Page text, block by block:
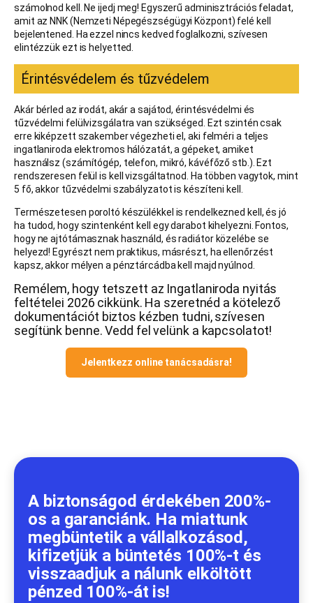
számolnod kell. Ne ijedj meg! Egyszerű adminisztrációs feladat,
amit az NNK (Nemzeti Népegészségügyi Központ) felé kell
bejelentened. Ha ezzel nincs kedved foglalkozni, szívesen
elintézzük ezt is helyetted.
Érintésvédelem és tűzvédelem
Akár bérled az irodát, akár a sajátod, érintésvédelmi és
tűzvédelmi felülvizsgálatra van szükséged. Ezt szintén csak
erre kiképzett szakember végezheti el, aki felméri a teljes
ingatlaniroda elektromos hálózatát, a gépeket, amiket
használsz (számítógép, telefon, mikró, kávéfőző stb.). Ezt
rendszeresen felül is kell vizsgáltatnod. Ha többen vagytok, mint
5 fő, akkor tűzvédelmi szabályzatot is készíteni kell.
Természetesen poroltó készülékkel is rendelkezned kell, és jó
ha tudod, hogy szintenként kell egy darabot kihelyezni. Fontos,
hogy ne ajtótámasznak használd, és radiátor közelébe se
helyezd! Egyrészt nem praktikus, másrészt, ha ellenőrzést
kapsz, akkor mélyen a pénztárcádba kell majd nyúlnod.
Remélem, hogy tetszett az Ingatlaniroda nyitás
feltételei 2026 cikkünk. Ha szeretnéd a kötelező
dokumentációt biztos kézben tudni, szívesen
segítünk benne. Vedd fel velünk a kapcsolatot!
Jelentkezz online tanácsadásra!
A biztonságod érdekében 200%-
os a garanciánk. Ha miattunk
megbüntetik a vállalkozásod,
kifizetjük a büntetés 100%-t és
visszaadjuk a nálunk elköltött
pénzed 100%-át is!